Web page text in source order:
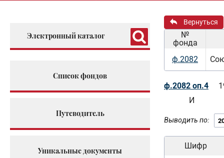
Электронный каталог
Список фондов
Путеводитель
Уникальные документы
Вернуться
№
фонда
ф.2082
ф.2082 оп.4
И
Выводить по:
Шифр